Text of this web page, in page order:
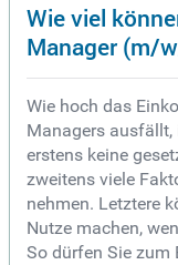
Wie viel
Manager (m/
Wie hoch das
Managers ausfällt,
erstens keine
zweitens viele
nehmen. Letztere
Nutze machen,
So dürfen Sie zum